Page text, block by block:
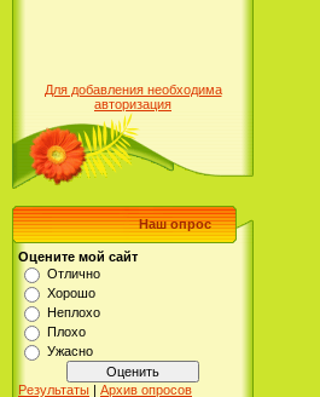
Для добавления необходима
авторизация
Наш опрос
Оцените мой сайт
Отлично
Хорошо
Неплохо
Плохо
Ужасно
Результаты | Архив опросов